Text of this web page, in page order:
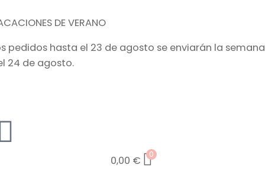
DE VERANO
pedidos hasta el 23 de agosto se enviarán la semana
24 de agosto.
0,00 € 0